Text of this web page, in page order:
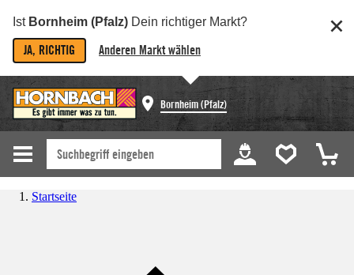
Ist Bornheim (Pfalz) Dein richtiger Markt?
JA, RICHTIG Anderen Markt wählen
Bornheim (Pfalz)
Startseite